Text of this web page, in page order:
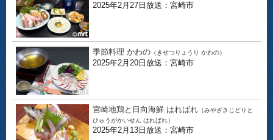
2025年2月27日放送：宮崎市
季節料理 かわの （きせつりょうり かわの）
2025年2月20日放送：宮崎市
宮崎地鶏と日向海鮮 はればれ （みやざきじどりと
ひゅうがかいせん はればれ）
2025年2月13日放送：宮崎市